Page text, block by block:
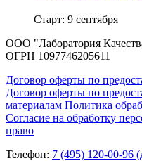
Старт: 9 сентября
ООО "Лаборатория
ОГРН 1097746205611
Договор оферты по
Договор оферты по
материалам Политика
Согласие на обработку
право
Телефон: 7 (495) 120-00-96